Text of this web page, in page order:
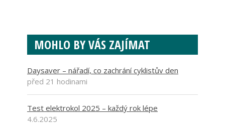
MOHLO BY VÁS ZAJÍMAT
Daysaver – nářadí, co zachrání cyklistův den
před 21 hodinami
Test elektrokol 2025 – každý rok lépe
4.6.2025